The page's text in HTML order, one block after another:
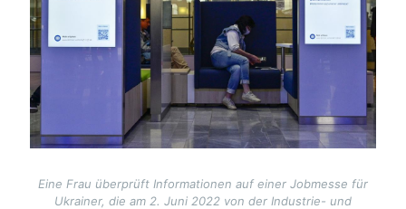
Eine Frau überprüft Informationen auf einer Jobmesse für
Ukrainer, die am 2. Juni 2022 von der Industrie- und